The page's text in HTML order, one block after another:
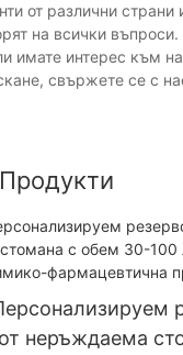
от различни страни
на всички
имате интерес към
свържете се с
неръждаема